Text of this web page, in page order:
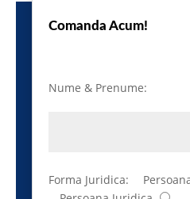
Comanda Acum!
Nume & Prenume:
Forma Juridica: